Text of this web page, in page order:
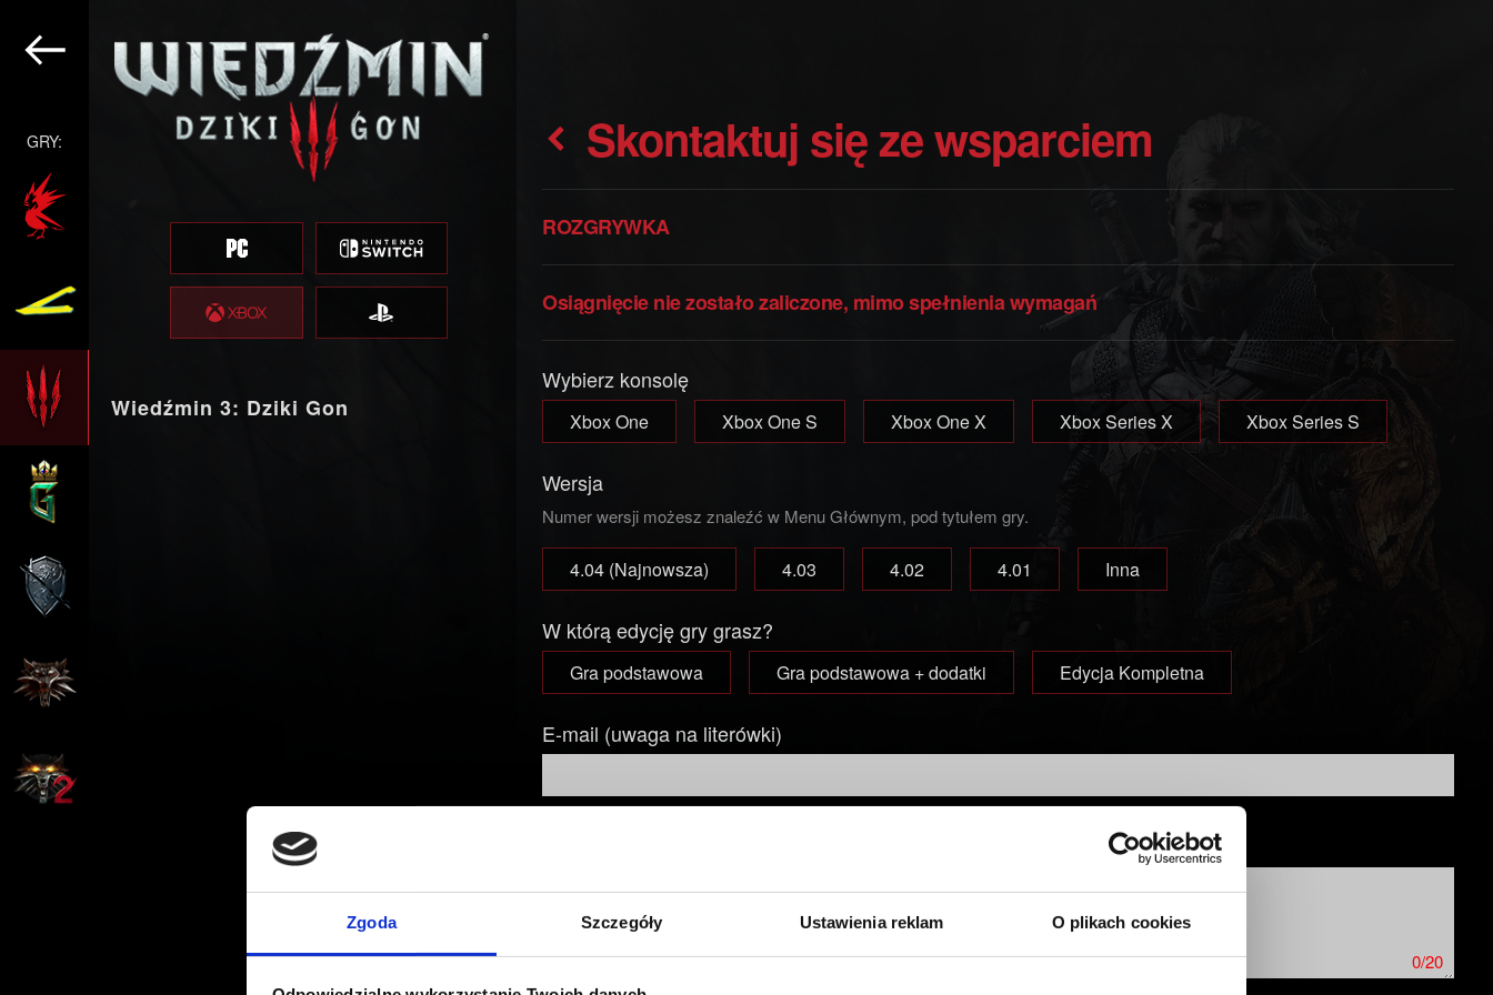
Zgoda Szczegóły Ustawienia reklam O plikach cookies
GRY:
Wiedźmin 3: Dziki Gon
Skontaktuj się ze wsparciem
ROZGRYWKA
Osiągnięcie nie zostało zaliczone, mimo spełnienia wymagań
Wybierz konsolę
Xbox One Xbox One S Xbox One X Xbox Series X Xbox Series S
Wersja
Numer wersji możesz znaleźć w Menu Głównym, pod tytułem gry.
4.04 (Najnowsza) 4.03 4.02 4.01 Inna
W którą edycję gry grasz?
Gra podstawowa Gra podstawowa + dodatki Edycja Kompletna
E-mail (uwaga na literówki)
0/20